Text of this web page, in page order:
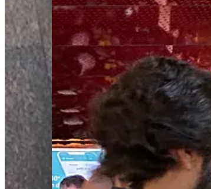
Torniamo alla scrivania con la sensazione che, anche
6
Condividi
Precedente
Avanti